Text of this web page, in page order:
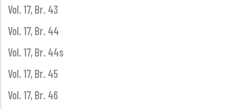
Vol. 17, Br. 43
Vol. 17, Br. 44
Vol. 17, Br. 44s
Vol. 17, Br. 45
Vol. 17, Br. 46